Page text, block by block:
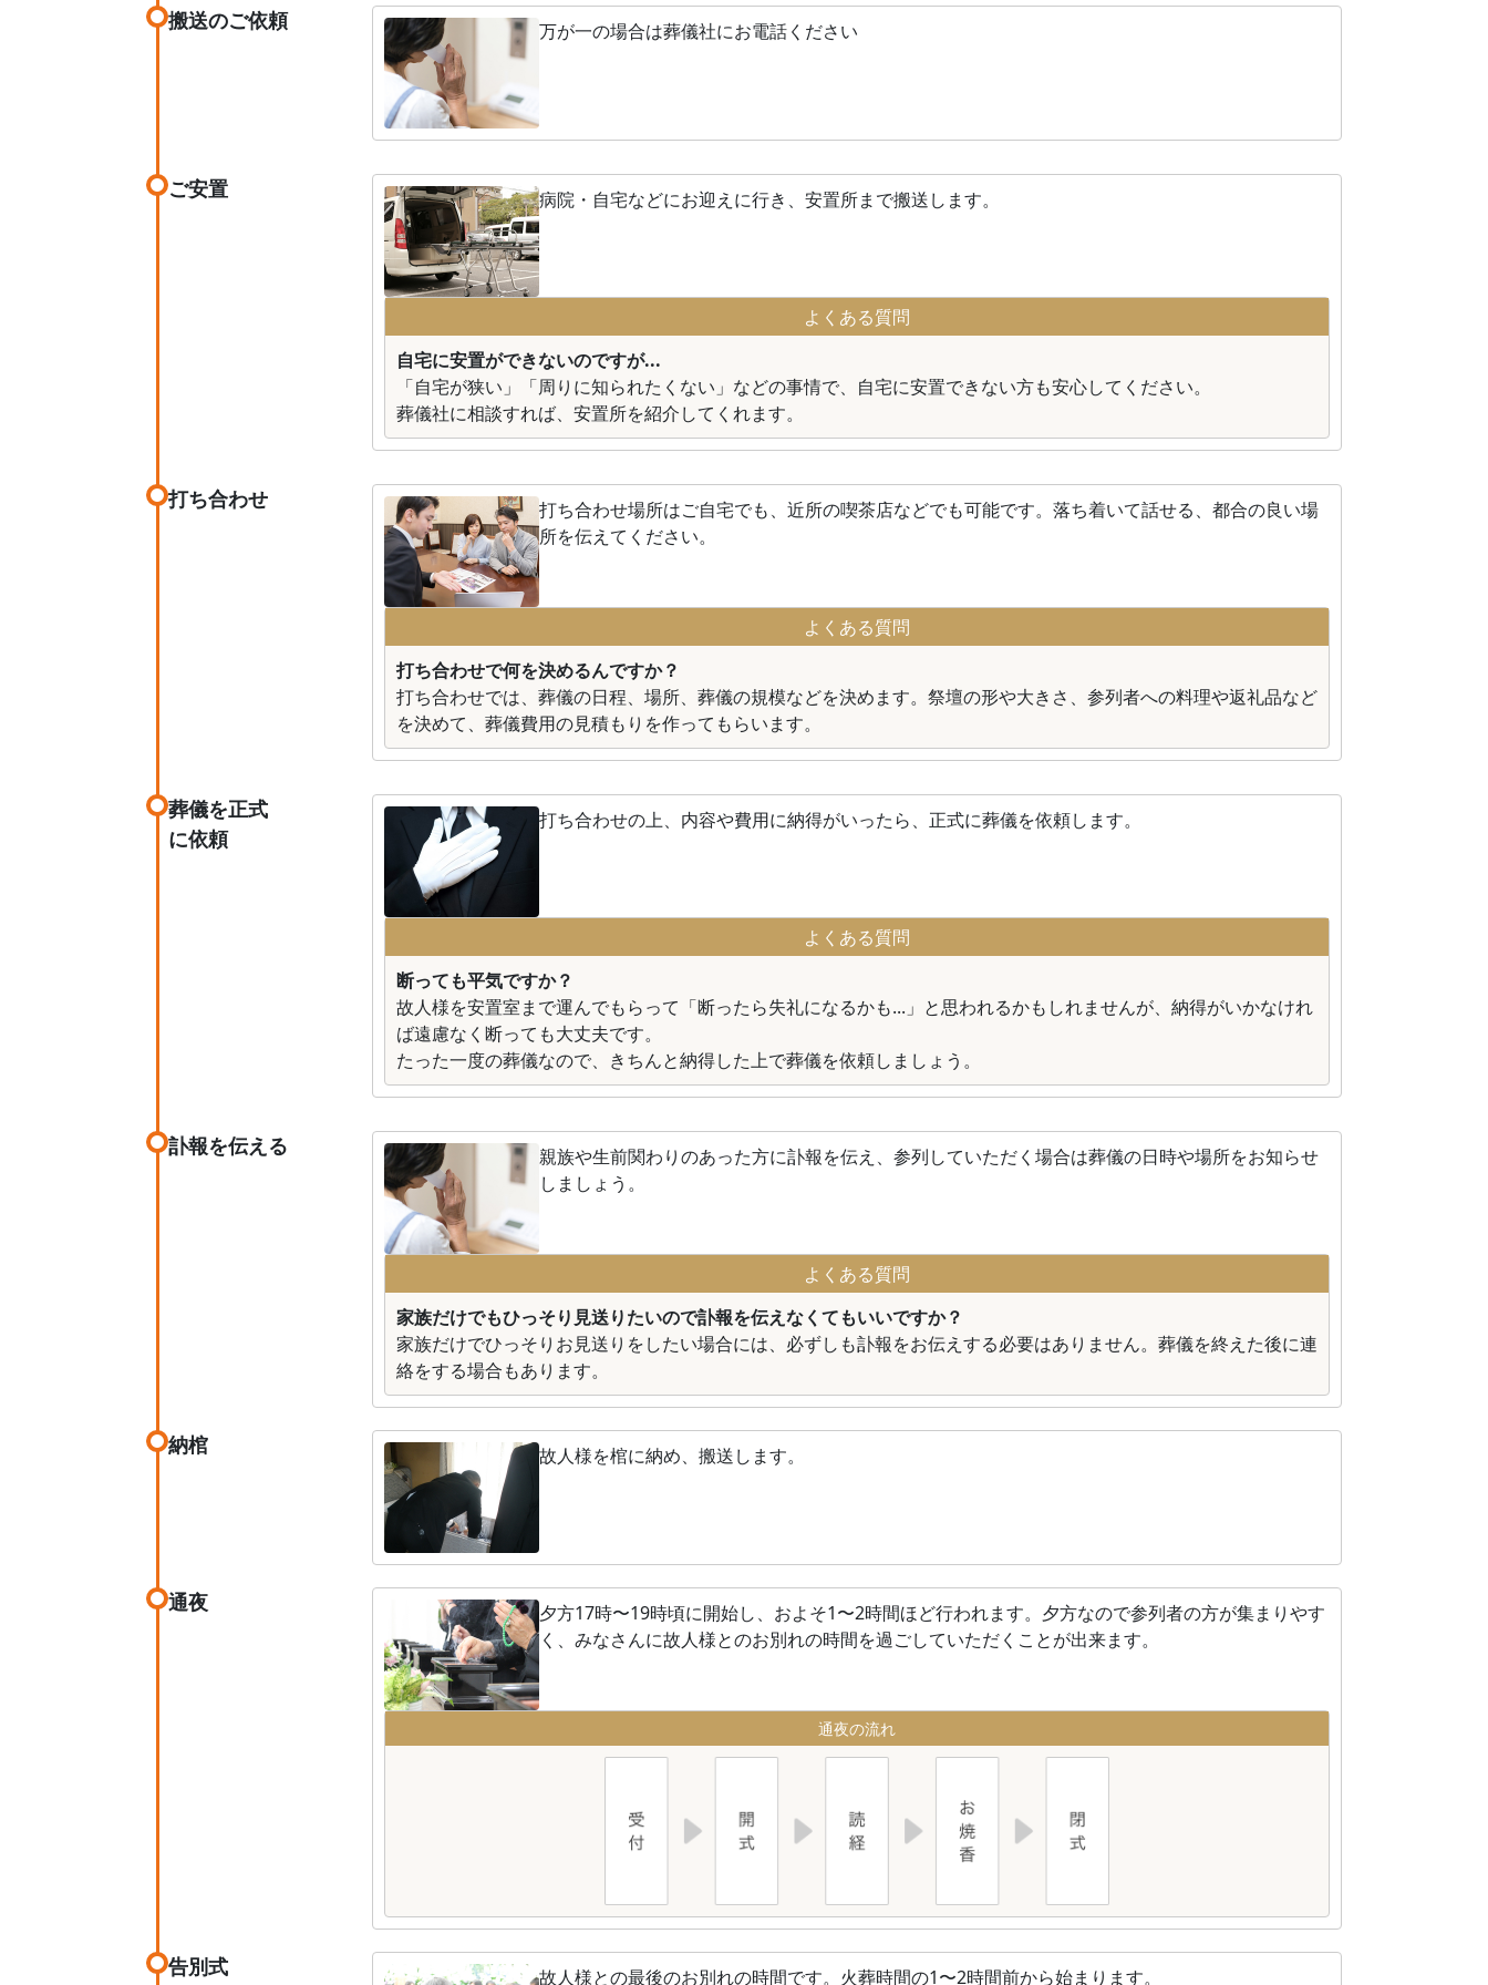
搬送のご依頼 万が一の場合は葬儀社にお電話ください
ご安置 病院・自宅などにお迎えに行き、安置所まで搬送します。
よくある質問
自宅に安置ができないのですが...
「自宅が狭い」「周りに知られたくない」などの事情で、自宅に安置できない方も安心してください。
葬儀社に相談すれば、安置所を紹介してくれます。
打ち合わせ
打ち合わせ場所はご自宅でも、近所の喫茶店などでも可能です。落ち着いて話せる、都合の良い場
所を伝えてください。
よくある質問
打ち合わせで何を決めるんですか？
打ち合わせでは、葬儀の日程、場所、葬儀の規模などを決めます。祭壇の形や大きさ、参列者への料理や返礼品など
を決めて、葬儀費用の見積もりを作ってもらいます。
葬儀を正式
に依頼
打ち合わせの上、内容や費用に納得がいったら、正式に葬儀を依頼します。
よくある質問
断っても平気ですか？
故人様を安置室まで運んでもらって「断ったら失礼になるかも...」と思われるかもしれませんが、納得がいかなけれ
ば遠慮なく断っても大丈夫です。
たった一度の葬儀なので、きちんと納得した上で葬儀を依頼しましょう。
訃報を伝える
親族や生前関わりのあった方に訃報を伝え、参列していただく場合は葬儀の日時や場所をお知らせ
しましょう。
よくある質問
家族だけでもひっそり見送りたいので訃報を伝えなくてもいいですか？
家族だけでひっそりお見送りをしたい場合には、必ずしも訃報をお伝えする必要はありません。葬儀を終えた後に連
絡をする場合もあります。
納棺 故人様を棺に納め、搬送します。
通夜
夕方17時〜19時頃に開始し、およそ1〜2時間ほど行われます。夕方なので参列者の方が集まりやす
く、みなさんに故人様とのお別れの時間を過ごしていただくことが出来ます。
通夜の流れ
告別式 故人様との最後のお別れの時間です。火葬時間の1〜2時間前から始まります。